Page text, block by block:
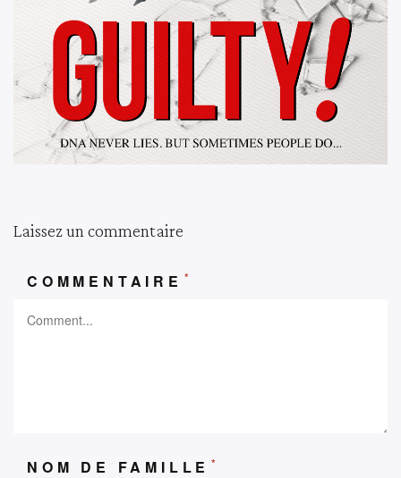
Laissez un commentaire
COMMENTAIRE *
NOM DE FAMILLE *